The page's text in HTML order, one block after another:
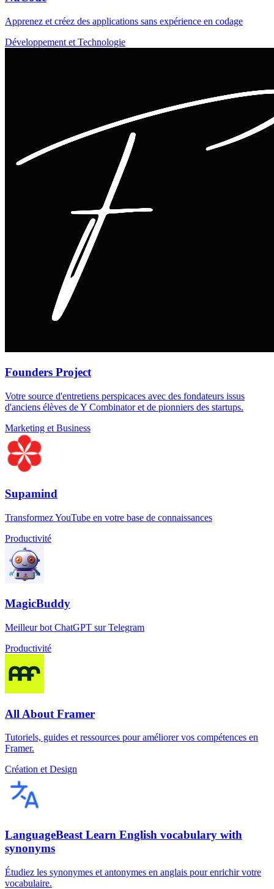
Apprenez et créez des applications sans expérience en codage
Développement et Technologie
Founders Project
Votre source d'entretiens perspicaces avec des fondateurs issus
d'anciens élèves de Y Combinator et de pionniers des startups.
Marketing et Business
Supamind
Transformez YouTube en votre base de connaissances
Productivité
MagicBuddy
Meilleur bot ChatGPT sur Telegram
Productivité
All About Framer
Tutoriels, guides et ressources pour améliorer vos compétences en
Framer.
Création et Design
LanguageBeast Learn English vocabulary with
synonyms
Étudiez les synonymes et antonymes en anglais pour enrichir votre
vocabulaire.